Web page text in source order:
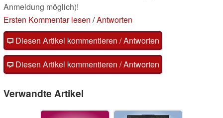
Anmeldung möglich)!
Ersten Kommentar lesen /Antworten
Diesen Artikel kommentieren / Antworten
Diesen Artikel kommentieren / Antworten
Verwandte Artikel